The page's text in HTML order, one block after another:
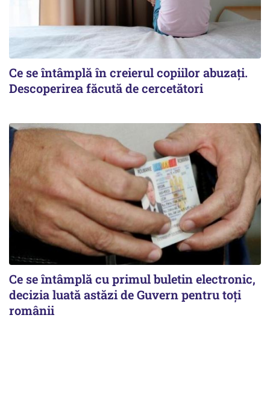
Ce se întâmplă în creierul copiilor abuzați.
Descoperirea făcută de cercetători
Ce se întâmplă cu primul buletin electronic,
decizia luată astăzi de Guvern pentru toți
românii